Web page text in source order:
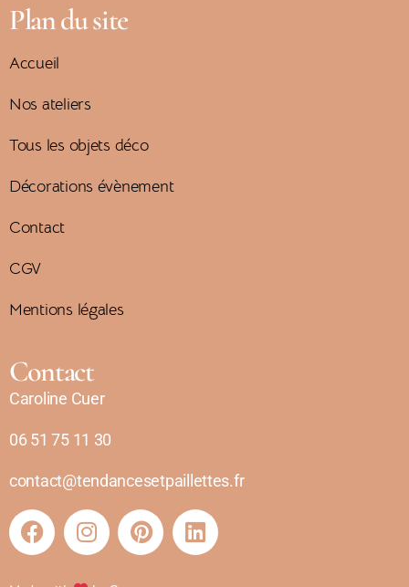
Plan du site
Accueil
Nos ateliers
Tous les objets déco
Décorations évènement
Contact
CGV
Mentions légales
Contact
Caroline Cuer
06 51 75 11 30
contact@tendancesetpaillettes.fr